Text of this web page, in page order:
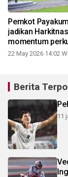
Pemkot
jadikan Harkitnas
momentum
kesiapan
22 May 2026 14:02
Berita
11